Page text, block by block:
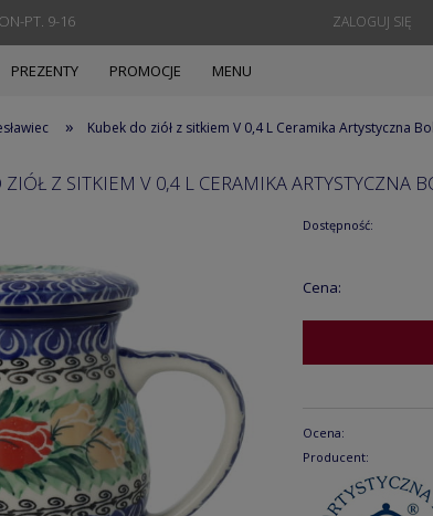
PT. 9-16 ZALOGUJ SIĘ
PREZENTY PROMOCJE MENU
» Kubek do ziół z sitkiem V 0,4 L Ceramika Artystyczna
ZIÓŁ Z SITKIEM V 0,4 L CERAMIKA ARTYSTYCZNA
Dostępność:
Cena:
Ocena:
Producent: